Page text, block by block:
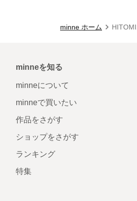
minne ホーム
minneを知る
minneについて
minneで買いたい
作品をさがす
ショップをさがす
ランキング
特集